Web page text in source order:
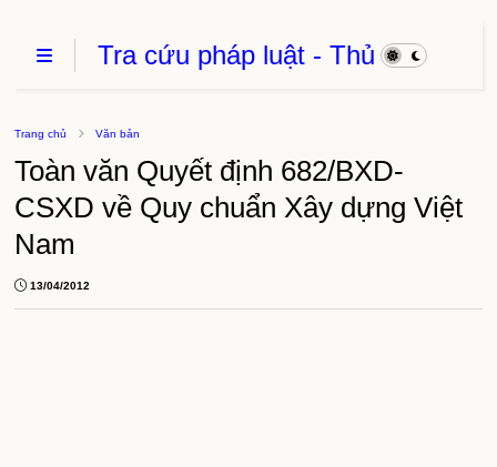
Tra cứu pháp luật - Thủ
thuật phần mềm
Trang chủ Văn bản
Toàn văn Quyết định 682/BXD-
CSXD về Quy chuẩn Xây dựng Việt
Nam
13/04/2012